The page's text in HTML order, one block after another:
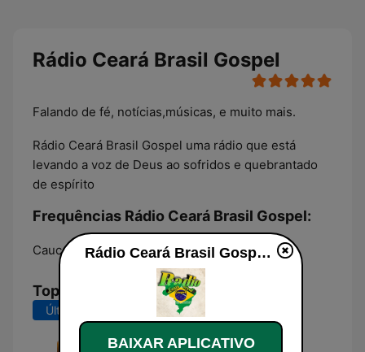
Rádio Ceará Brasil Gospel
Falando de fé, notícias,músicas, e muito mais.
Rádio Ceará Brasil Gospel uma rádio que está
levando a voz de Deus ao sofridos e quebrantado
de espírito
Frequências Rádio Ceará Brasil Gospel:
Caucaia: Online
Top Músicas
Últimos 7 dias Últimos 30 dias
Rádio Ceará Brasil Gospel ao vivo
BAIXAR APLICATIVO